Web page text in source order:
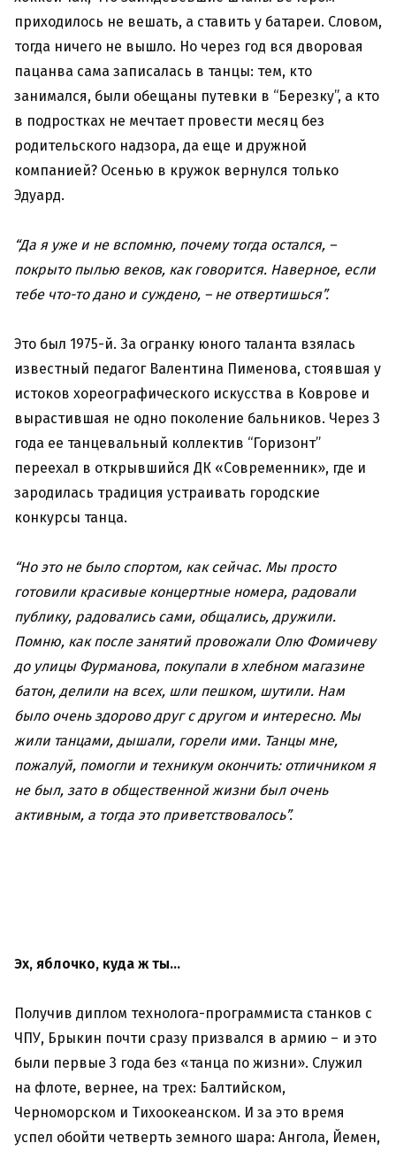
приходилось не вешать, а ставить у батареи. Словом,
тогда ничего не вышло. Но через год вся дворовая
пацанва сама записалась в танцы: тем, кто
занимался, были обещаны путевки в “Березку”, а кто
в подростках не мечтает провести месяц без
родительского надзора, да еще и дружной
компанией? Осенью в кружок вернулся только
Эдуард.
“Да я уже и не вспомню, почему тогда остался, –
покрыто пылью веков, как говорится. Наверное, если
тебе что-то дано и суждено, – не отвертишься”.
Это был 1975-й. За огранку юного таланта взялась
известный педагог Валентина Пименова, стоявшая у
истоков хореографического искусства в Коврове и
вырастившая не одно поколение бальников. Через 3
года ее танцевальный коллектив “Горизонт”
переехал в открывшийся ДК «Современник», где и
зародилась традиция устраивать городские
конкурсы танца.
“Но это не было спортом, как сейчас. Мы просто
готовили красивые концертные номера, радовали
публику, радовались сами, общались, дружили.
Помню, как после занятий провожали Олю Фомичеву
до улицы Фурманова, покупали в хлебном магазине
батон, делили на всех, шли пешком, шутили. Нам
было очень здорово друг с другом и интересно. Мы
жили танцами, дышали, горели ими. Танцы мне,
пожалуй, помогли и техникум окончить: отличником я
не был, зато в общественной жизни был очень
активным, а тогда это приветствовалось”.
Эх, яблочко, куда ж ты…
Получив диплом технолога-программиста станков с
ЧПУ, Брыкин почти сразу призвался в армию – и это
были первые 3 года без «танца по жизни». Служил
на флоте, вернее, на трех: Балтийском,
Черноморском и Тихоокеанском. И за это время
успел обойти четверть земного шара: Ангола, Йемен,